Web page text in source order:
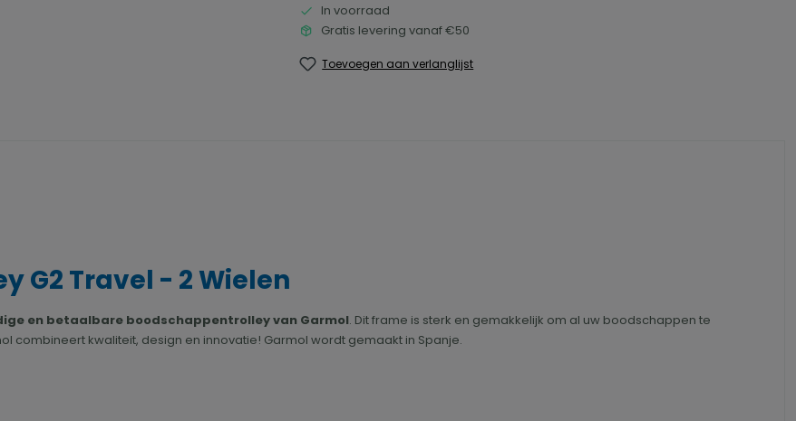
In voorraad
Gratis levering vanaf €50
Toevoegen aan verlanglijst
G2 Travel - 2 Wielen
en betaalbare boodschappentrolley van Garmol. Dit frame is sterk en gemakkelijk om al uw boodschappen te
combineert kwaliteit, design en innovatie! Garmol wordt gemaakt in Spanje.